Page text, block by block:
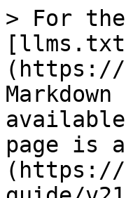
> For
(https://
page is
(https://